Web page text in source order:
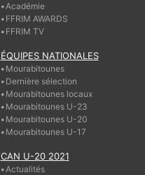
Académie
FFRIM AWARDS
FFRIM TV
ÉQUIPES NATIONALES
Mourabitounes
Dernière sélection
Mourabitounes locaux
Mourabitounes U-23
Mourabitounes U-20
Mourabitounes U-17
CAN U-20 2021
Actualités